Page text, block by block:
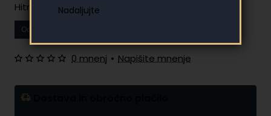
Hitro in enostavno obročno plačilo
Od
0 mnenj • Napišite mnenje